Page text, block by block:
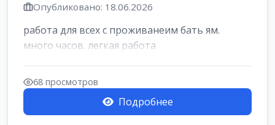
Опубликовано: 18.06.2026
работа для всех с проживанеим бать ям.
много часов. легкая работа
68 просмотров
Подробнее